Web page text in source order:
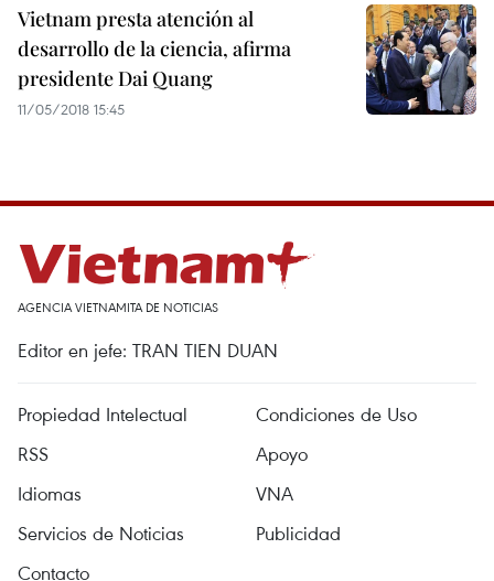
Vietnam presta atención al
desarrollo de la ciencia, afirma
presidente Dai Quang
11/05/2018 15:45
AGENCIA VIETNAMITA DE NOTICIAS
Editor en jefe: TRAN TIEN DUAN
Propiedad Intelectual
Condiciones de Uso
RSS
Apoyo
Idiomas
VNA
Servicios de Noticias
Publicidad
Contacto